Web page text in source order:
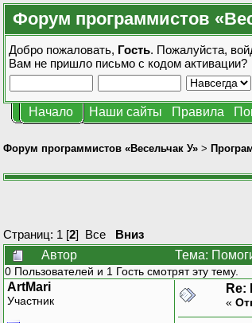
Форум программистов
Добро пожаловать, Гость. Пожалуйста,
Вам не пришло письмо с кодом активации?
Начало Наши сайты Правила
Форум программистов «Весельчак У» >
Страниц: 1 [2] Все Вниз
Автор
Тема:
0 Пользователей и 1 Гость смотрят эту тему.
ArtMari
Участник
Re:
«